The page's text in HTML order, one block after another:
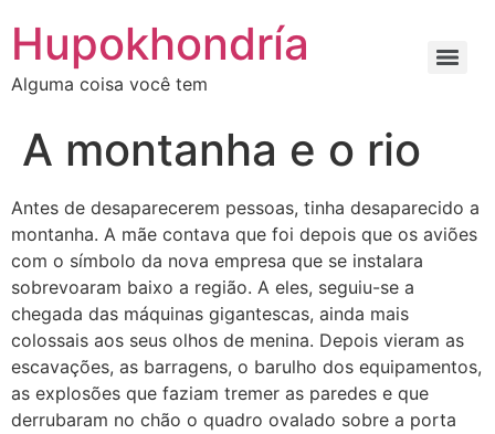
para
conteúdo
Hupokhondría
Alguma coisa você tem
A montanha e o rio
Antes de desaparecerem pessoas, tinha desaparecido a
montanha. A mãe contava que foi depois que os aviões
com o símbolo da nova empresa que se instalara
sobrevoaram baixo a região. A eles, seguiu-se a
chegada das máquinas gigantescas, ainda mais
colossais aos seus olhos de menina. Depois vieram as
escavações, as barragens, o barulho dos equipamentos,
as explosões que faziam tremer as paredes e que
derrubaram no chão o quadro ovalado sobre a porta